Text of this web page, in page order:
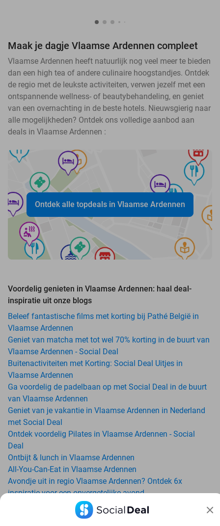
Maak je dagje Vlaamse Ardennen compleet
Vlaamse Ardennen heeft natuurlijk nog veel meer te bieden
dan een high tea of andere culinaire hoogstandjes. Ontdek
de regio met de leukste activiteiten, verwen jezelf met een
ontspannende wellness- of beautybehandeling, en geniet
van een overnachting in de beste hotels. Nieuwsgierig naar
alle mogelijkheden? Ontdek ons volledige aanbod aan
deals in Vlaamse Ardennen :
Ontdek alle topdeals in Vlaamse Ardennen
Voordelig genieten in Vlaamse Ardennen: haal deal-
inspiratie uit onze blogs
Beleef fantastische films met korting bij Pathé België in
Vlaamse Ardennen
Geniet van matcha met tot wel 70% korting in de buurt van
Vlaamse Ardennen - Social Deal
Buitenactiviteiten met Korting: Social Deal Uitjes in
Vlaamse Ardennen
Ga voordelig de padelbaan op met Social Deal in de buurt
van Vlaamse Ardennen
Geniet van je vakantie in Vlaamse Ardennen in Nederland
met Social Deal
Ontdek voordelig Pilates in Vlaamse Ardennen - Social
Deal
Ontbijt & lunch in Vlaamse Ardennen
All-You-Can-Eat in Vlaamse Ardennen
Avondje uit in regio Vlaamse Ardennen? Ontdek 6x
inspiratie voor een onvergetelijke avond
Date ideeën voor Vlaamse Ardennen en omgeving: ontdek
16 tips voor de ideale dates